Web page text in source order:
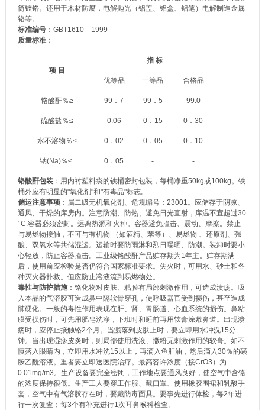
筒镀铬。还用于木材防腐，电解抛光（铝盖、铝盒、铝笔）电解制造金属
铬等。
标准编号 ：GBT1610—1999
质量标准 ：
项 目
指 标
优等品 一等品 合格品
铬酸酐％≥ 99．7 99．5 99.0
硫酸盐％≤ 0.06 0．15 0．30
水不溶物％≤ 0．02 0．05 0．10
钠(Na)％≤ 0．05 - -
铬酸酐包装 ：用内衬塑料袋的铁桶密封包装，每桶净重50kg或100kg。铁
桶外应有明显的"氧化剂"和"有毒品"标志。
储运注意事项 ：属二级无机氧化剂、危规编号：23001。应储存于阴凉、
通风、干燥的库房内。注意防潮、防热、避免日光直射，库温不宜超过30
°C.容器必须密封。远离热源和火种。容器避免撞击、震动、摩擦。禁止
与易燃物接触，不可与有机物 （如酒精、苯等）、易燃物 、还原剂、强
酸、双氧水等共储混运。运输时要防雨淋和烈日曝晒、防潮。装卸时要小
心轻放，防止容器撞击。工业级铬酸酐产品贮存期为1年主。贮存期满
后，使用前应检验是否仍符合国家标准要求。失火时，可用水、砂土和各
种灭火器扑救。但应防止溶液流到易燃物处。
毒性与防护措施：铬化物对皮肤、粘膜有局部刺激作用，可造成溃疡。吸
入本品的气溶胶可造成鼻中隔软骨穿孔，使呼吸器官受到损伤，甚至造成
肺硬化。一般的毒性作用表现在肝、肾、胃肠道、心血系统的损伤。鼻粘
膜受损伤时，可先用肥皂洗净，下班时和睡前再用软膏涂敷鼻道。出现溃
疡时，应停止接触铬2个月。当溅落到皮肤上时，要立即用水冲洗15分
钟。当出现湿疹皮炎时，则局部使用洗液、撒粉无刺激作用的软膏。如不
慎落入眼睛内，立即用水冲洗15以上，再滴入鱼肝油，然后滴入30％的磺
胺乙酰溶液。重者要立即送医院治疗。最高容许浓度（接CrO3）为
0.01mg/m3。生产设备要完全密闭，工作地点要通风良好，使空气中含铬
的浓度保持很低。生产工人要穿工作服、戴口罩、使用橡胶围裙和乳酸手
套，空气中有气溶胶存在时，要戴防毒面具。要事先进行体检，每2年进
行一次复查；每3个有补充进行1次耳鼻喉科检查。